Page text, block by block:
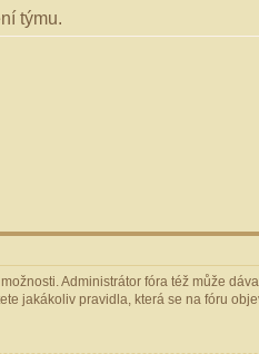
týmu.
Administrátor fóra též může
jakákoliv pravidla, která se na fóru